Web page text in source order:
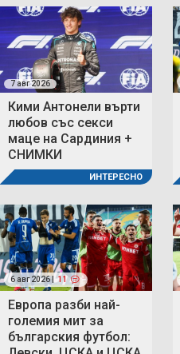
7 авг 2026
Кими Антонели върти
любов със секси
маце на Сардиния +
СНИМКИ
ИНТЕРЕСНО
6 авг 2026 | 11
Европа разби най-
големия мит за
българския футбол: